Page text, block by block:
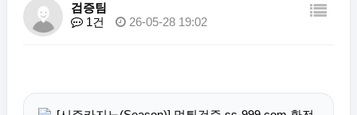
검증팀
1건
26-05-28 19:02